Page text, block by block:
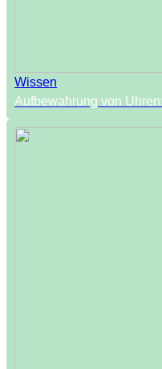
Wissen
Aufbewahrung von